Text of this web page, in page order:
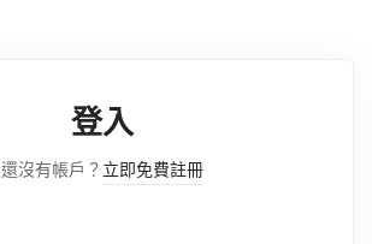
登入
還沒有帳戶？ 立即免費註冊